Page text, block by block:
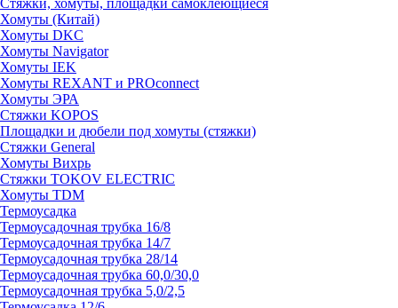
Стяжки, хомуты, площадки самоклеющиеся
Хомуты (Китай)
Хомуты DKC
Хомуты Navigator
Хомуты IEK
Хомуты REXANT и PROconnect
Хомуты ЭРА
Стяжки KOPOS
Площадки и дюбели под хомуты (стяжки)
Стяжки General
Хомуты Вихрь
Стяжки TOKOV ELECTRIC
Хомуты TDM
Термоусадка
Термоусадочная трубка 16/8
Термоусадочная трубка 14/7
Термоусадочная трубка 28/14
Термоусадочная трубка 60,0/30,0
Термоусадочная трубка 5,0/2,5